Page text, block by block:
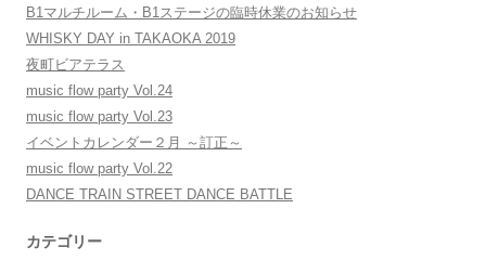
B1マルチルーム・B1ステージの臨時休業のお知らせ
WHISKY DAY in TAKAOKA 2019
夜町ビアテラス
music flow party Vol.24
music flow party Vol.23
イベントカレンダー２月 ～訂正～
music flow party Vol.22
DANCE TRAIN STREET DANCE BATTLE
カテゴリー